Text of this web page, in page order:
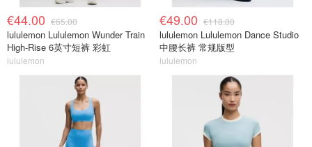
€44.00 €65.00
lululemon Lululemon Wunder Train
High-Rise 6英寸短裤 彩虹
lululemon
€49.00 €118.00
lululemon Lululemon Dance Studio
中腰长裤 常规版型
lululemon